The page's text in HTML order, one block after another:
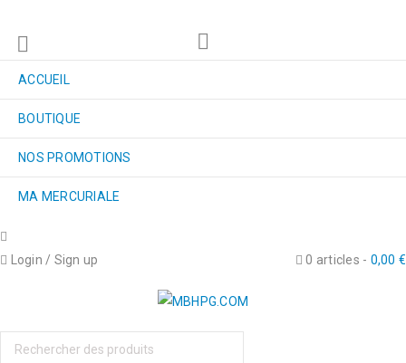
ACCUEIL
BOUTIQUE
NOS PROMOTIONS
MA MERCURIALE
0 articles - 0,00 €
Login / Sign up